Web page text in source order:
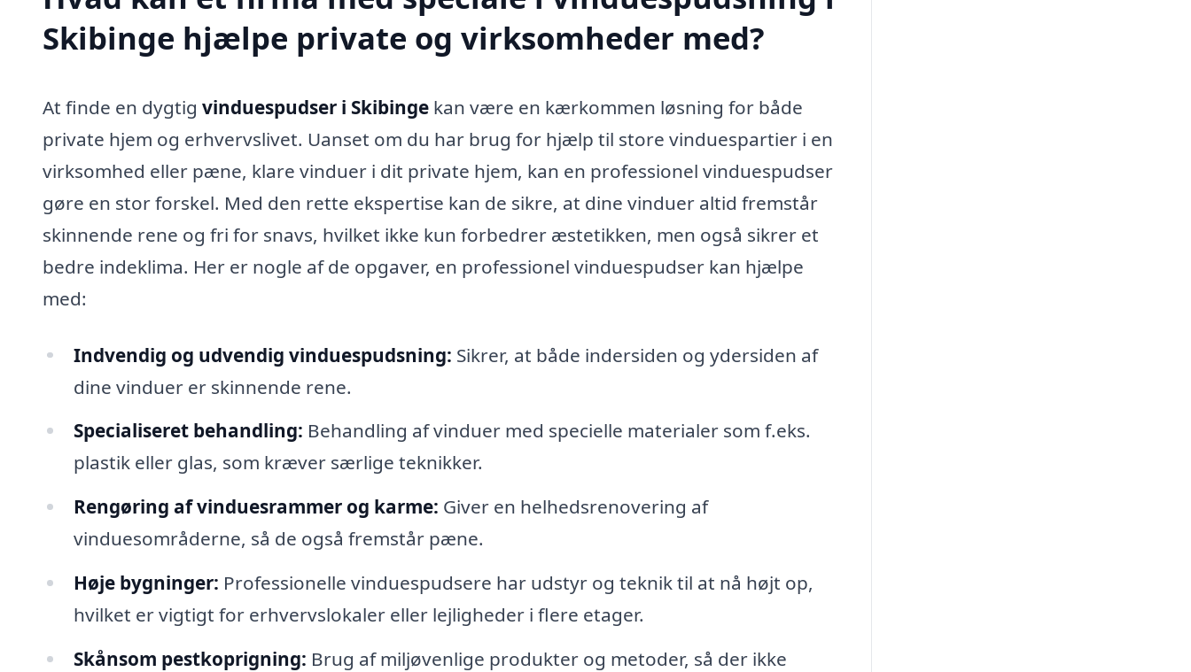
Skibinge hjælpe private og virksomheder med?
At finde en dygtig vinduespudser i Skibinge kan være en kærkommen løsning for både
private hjem og erhvervslivet. Uanset om du har brug for hjælp til store vinduespartier i en
virksomhed eller pæne, klare vinduer i dit private hjem, kan en professionel vinduespudser
gøre en stor forskel. Med den rette ekspertise kan de sikre, at dine vinduer altid fremstår
skinnende rene og fri for snavs, hvilket ikke kun forbedrer æstetikken, men også sikrer et
bedre indeklima. Her er nogle af de opgaver, en professionel vinduespudser kan hjælpe
med:
Indvendig og udvendig vinduespudsning: Sikrer, at både indersiden og ydersiden af
dine vinduer er skinnende rene.
Specialiseret behandling: Behandling af vinduer med specielle materialer som f.eks.
plastik eller glas, som kræver særlige teknikker.
Rengøring af vinduesrammer og karme: Giver en helhedsrenovering af
vinduesområderne, så de også fremstår pæne.
Høje bygninger: Professionelle vinduespudsere har udstyr og teknik til at nå højt op,
hvilket er vigtigt for erhvervslokaler eller lejligheder i flere etager.
Skånsom pestkoprigning: Brug af miljøvenlige produkter og metoder, så der ikke